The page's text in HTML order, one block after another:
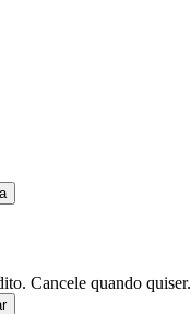
Cancele quando quiser.